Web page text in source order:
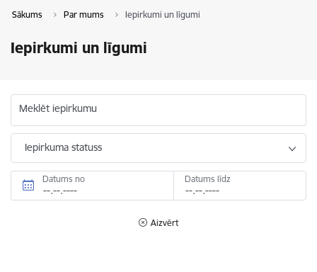
Sākums Par mums Iepirkumi un līgumi
Iepirkumi un līgumi
Meklēt iepirkumu
Iepirkuma statuss
Datums no Datums līdz
Aizvērt